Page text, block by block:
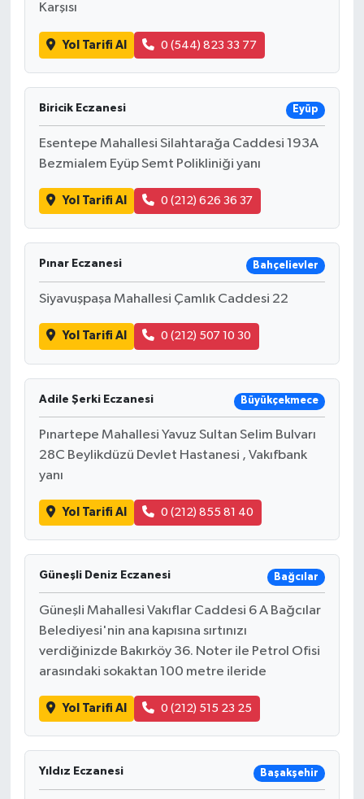
Karşısı
Yol Tarifi Al 0 (544) 823 33 77
Biricik Eczanesi Eyüp
Esentepe Mahallesi Silahtarağa Caddesi 193A
Bezmialem Eyüp Semt Polikliniği yanı
Yol Tarifi Al 0 (212) 626 36 37
Pınar Eczanesi Bahçelievler
Siyavuşpaşa Mahallesi Çamlık Caddesi 22
Yol Tarifi Al 0 (212) 507 10 30
Adile Şerki Eczanesi Büyükçekmece
Pınartepe Mahallesi Yavuz Sultan Selim Bulvarı
28C Beylikdüzü Devlet Hastanesi , Vakıfbank
yanı
Yol Tarifi Al 0 (212) 855 81 40
Güneşli Deniz Eczanesi Bağcılar
Güneşli Mahallesi Vakıflar Caddesi 6 A Bağcılar
Belediyesi'nin ana kapısına sırtınızı
verdiğinizde Bakırköy 36. Noter ile Petrol Ofisi
arasındaki sokaktan 100 metre ileride
Yol Tarifi Al 0 (212) 515 23 25
Yıldız Eczanesi Başakşehir